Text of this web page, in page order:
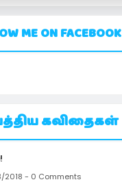
ME ON FACEBOOK
கவிதைகள்
2018 - 0 Comments